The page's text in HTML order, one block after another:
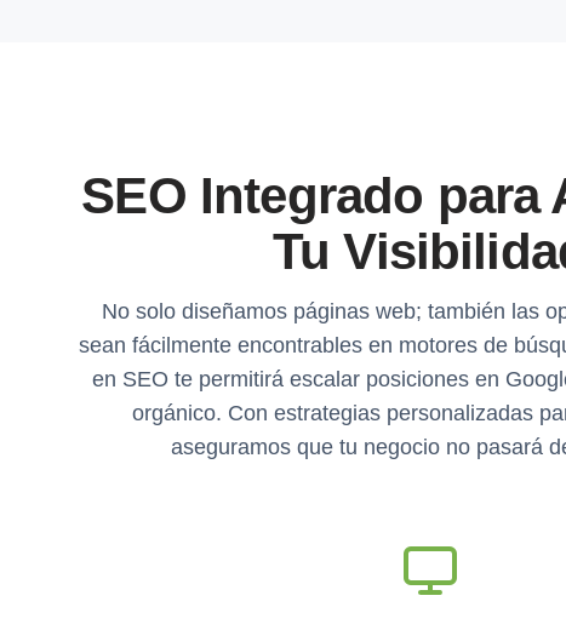
SEO Integrado para
Tu
No solo diseñamos páginas web; también las
sean fácilmente encontrables en motores de
en SEO te permitirá escalar posiciones en
orgánico. Con estrategias personalizadas
aseguramos que tu negocio no pasará